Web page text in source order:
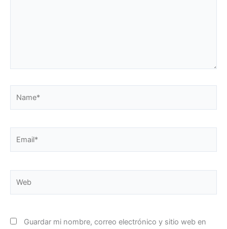
Guardar mi nombre, correo electrónico y sitio web en